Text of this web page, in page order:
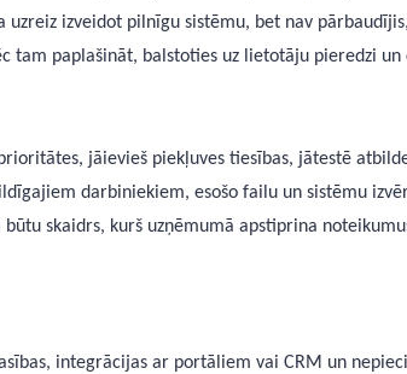
izveidot pilnīgu sistēmu, bet nav
tam paplašināt, balstoties uz lietotāju pieredzi un
jāievieš piekļuves tiesības, jātestē
darbiniekiem, esošo failu un sistēmu
skaidrs, kurš uzņēmumā apstiprina
integrācijas ar portāliem vai CRM un